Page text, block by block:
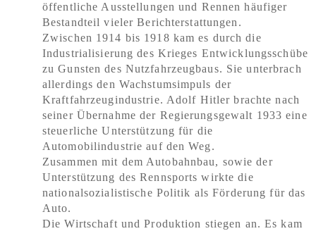
öffentliche Ausstellungen und Rennen häufiger
Bestandteil vieler Berichterstattungen.
Zwischen 1914 bis 1918 kam es durch die
Industrialisierung des Krieges Entwicklungsschübe
zu Gunsten des Nutzfahrzeugbaus. Sie unterbrach
allerdings den Wachstumsimpuls der
Kraftfahrzeugindustrie. Adolf Hitler brachte nach
seiner Übernahme der Regierungsgewalt 1933 eine
steuerliche Unterstützung für die
Automobilindustrie auf den Weg.
Zusammen mit dem Autobahnbau, sowie der
Unterstützung des Rennsports wirkte die
nationalsozialistische Politik als Förderung für das
Auto.
Die Wirtschaft und Produktion stiegen an. Es kam